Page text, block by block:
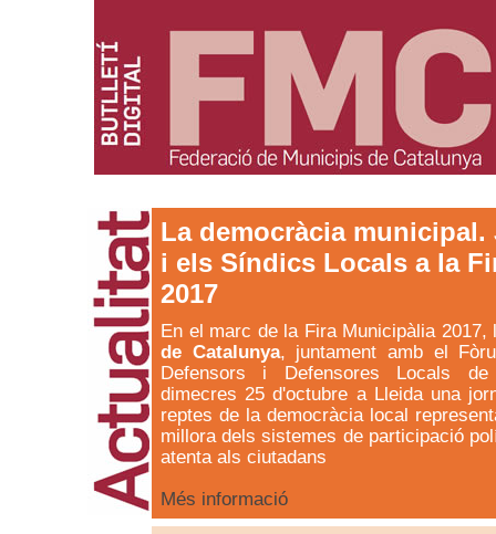
La democràcia municipal.
i els Síndics Locals a la
2017
En el marc de la Fira Municipàlia
de Catalunya, juntament amb el
Defensors i Defensores Locals
dimecres 25 d'octubre a Lleida una
reptes de la democràcia local
millora dels sistemes de participació
atenta als ciutadans
Més informació